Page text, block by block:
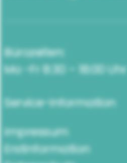
Bürozeiten:
Mo -Fr 8:30 – 18:00 Uhr
Service-Information
Impressum
Erstinformation